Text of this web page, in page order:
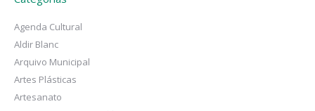
Agenda Cultural
Aldir Blanc
Arquivo Municipal
Artes Plásticas
Artesanato